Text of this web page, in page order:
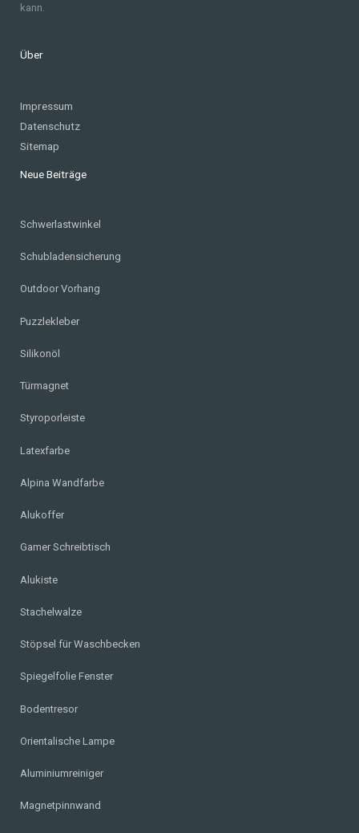
kann.
Über
Impressum
Datenschutz
Sitemap
Neue Beiträge
Schwerlastwinkel
Schubladensicherung
Outdoor Vorhang
Puzzlekleber
Silikonöl
Türmagnet
Styroporleiste
Latexfarbe
Alpina Wandfarbe
Alukoffer
Gamer Schreibtisch
Alukiste
Stachelwalze
Stöpsel für Waschbecken
Spiegelfolie Fenster
Bodentresor
Orientalische Lampe
Aluminiumreiniger
Magnetpinnwand